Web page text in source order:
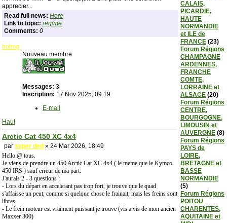
CALAIS,
PICARDIE,
HAUTE
NORMANDIE
et ILE de
FRANCE (23)
Forum Régions
CHAMPAGNE
ARDENNES,
FRANCHE
COMTE,
LORRAINE et
ALSACE (20)
Forum Régions
CENTRE,
BOURGOGNE,
LIMOUSIN et
AUVERGNE (8)
Forum Régions
PAYS de
LOIRE,
BRETAGNE et
BASSE
NORMANDIE
(5)
Forum Régions
POITOU
CHARENTES,
AQUITAINE et
apprecier...
Read full news: Here
Link to topic: regime
Comments: 0
botrop
Nouveau membre
Messages: 3
Inscription: 17 Nov 2025, 09:19
E-mail
Haut
Arctic Cat 450 XC 4x4
par super ded » 24 Mar 2026, 18:49
Hello @ tous.
Je viens de prendre un 450 Arctic Cat XC 4x4 ( le meme que le Kymco
450 IRS ) sauf erreur de ma part.
J'aurais 2 - 3 questions :
- Lors du départ en accelerant pas trop fort, je trouve que le quad
s'affaisse un peut, comme si quelque chose le frainait, mais les freins sont
libres.
- Le frein moteur est vraiment puissant je trouve (vis a vis de mon ancien
Maxxer 300)